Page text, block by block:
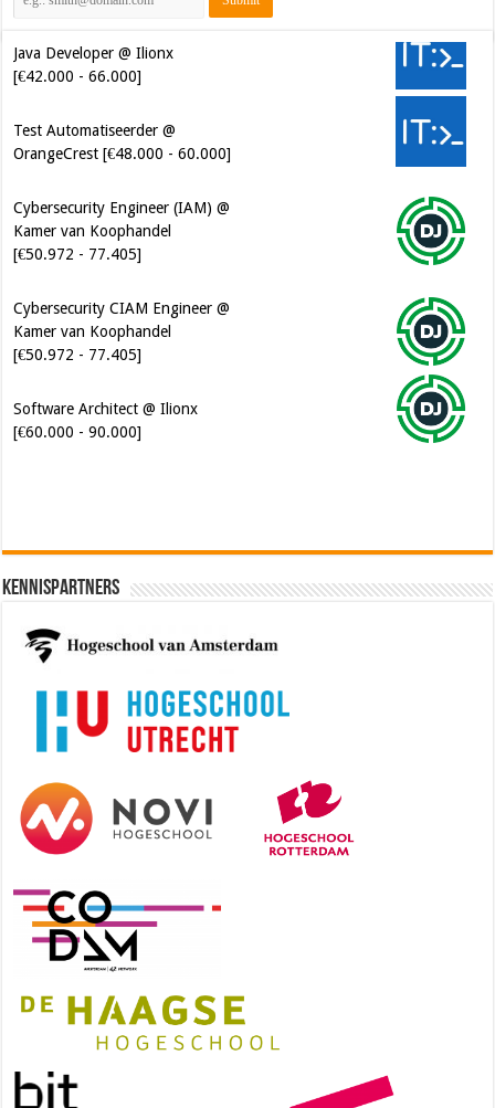
Java Developer @ Ilionx
[€42.000 - 66.000]
Test Automatiseerder @
OrangeCrest [€48.000 - 60.000]
Cybersecurity Engineer (IAM) @
Kamer van Koophandel
[€50.972 - 77.405]
Cybersecurity CIAM Engineer @
Kamer van Koophandel
[€50.972 - 77.405]
Software Architect @ Ilionx
[€60.000 - 90.000]
Kennispartners